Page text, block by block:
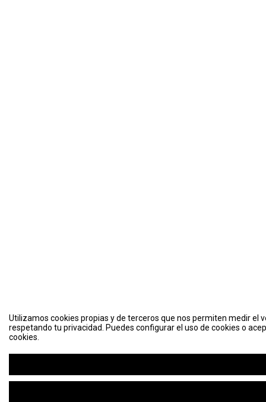
Utilizamos cookies propias y de terceros que nos permiten medir el
respetando tu privacidad. Puedes configurar el uso de cookies o
cookies.